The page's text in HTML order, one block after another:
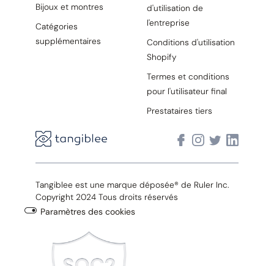
Bijoux et montres
Catégories
supplémentaires
d'utilisation de
l'entreprise
Conditions d'utilisation
Shopify
Termes et conditions
pour l'utilisateur final
Prestataires tiers
Tangiblee est une marque déposée® de Ruler Inc.
Copyright 2024 Tous droits réservés
Paramètres des cookies